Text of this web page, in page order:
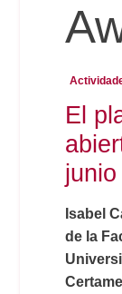
Periodismo
Doble
Periodismo
Publicidad y
Doble
El
junio
Isabel
de la